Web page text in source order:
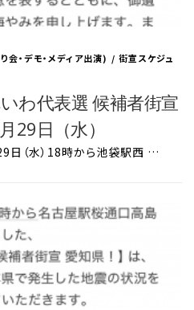
会・デモ・メディア出演) /街宣スケジュ
いわ代表選 候補者街宣
29日（水）
日（水）18時から池袋駅西 …